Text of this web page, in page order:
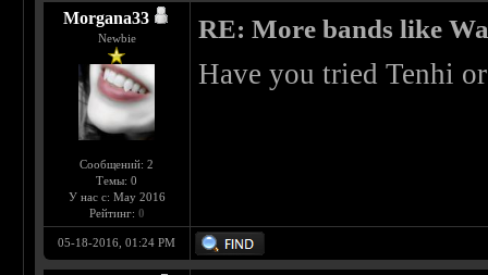
Morgana33
Newbie
Сообщений: 2
Темы: 0
У нас с: May 2016
Рейтинг: 0
RE: More bands like
Have you tried Tenhi
05-18-2016, 01:24 PM